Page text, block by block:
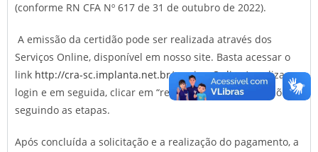
(conforme RN CFA Nº 617 de 31 de outubro de 2022).
A emissão da certidão pode ser realizada através dos
Serviços Online, disponível em nosso site. Basta acessar o
link http://cra-sc.implanta.net.br/servicosOnline/, realizar o
login e em seguida, clicar em “requerimentos” – “certidões”,
seguindo as etapas.
Após concluída a solicitação e a realização do pagamento, a